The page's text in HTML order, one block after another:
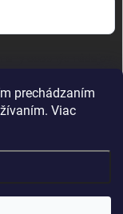
prechádzaním
Viac
vyhradené.